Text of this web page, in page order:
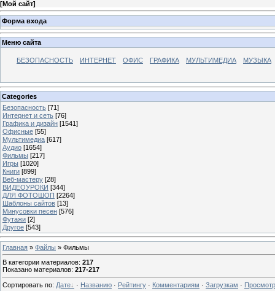
[Мой сайт]
Форма входа
Меню сайта
БЕЗОПАСНОСТЬ ИНТЕРНЕТ ОФИС ГРАФИКА МУЛЬТИМЕДИА МУЗЫКА
Categories
Безопасность [71]
Интернет и сеть [76]
Графика и дизайн [1541]
Офисные [55]
Мультимедиа [617]
Аудио [1654]
Фильмы [217]
Игры [1020]
Книги [899]
Веб-мастеру [28]
ВИДЕОУРОКИ [344]
ДЛЯ ФОТОШОП [2264]
Шаблоны сайтов [13]
Минусовки песен [576]
Футажи [2]
Другое [543]
Главная » Файлы » Фильмы
В категории материалов: 217
Показано материалов: 217-217
Сортировать по: Дате · Названию · Рейтингу · Комментариям · Загрузкам ·